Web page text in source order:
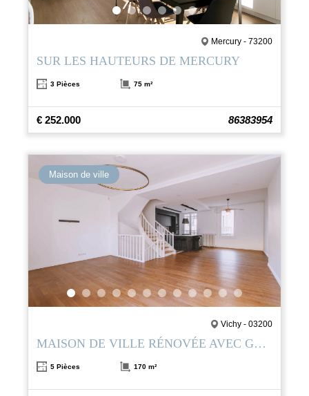
Mercury - 73200
SUR LES HAUTEURS DE MERCURY
3 Pièces 75 m²
€ 252.000 86383954
Maison de ville
Vichy - 03200
MAISON DE VILLE RÉNOVÉE AVEC GARAGE ET 3 TERRASSES – CENTRE DE VICHY
5 Pièces 170 m²